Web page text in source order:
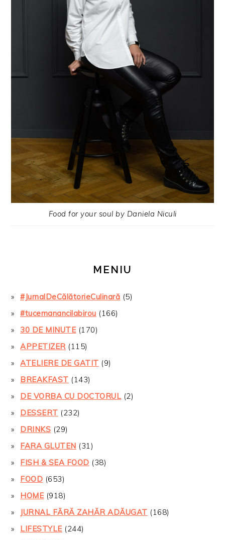
Food for your soul by Daniela Niculi
MENIU
#JurnalDeCălătorieCulinară (5)
#tucemanancilabirou (166)
30 DE MINUTE(170)
APPETIZER(115)
ATELIERE DE GATIT (9)
BREAKFAST (143)
DE VORBA CU DOCTORUL (2)
DESSERT (232)
DRINKS (29)
FARA GLUTEN (31)
FISH & SEA FOOD (38)
FOOD (653)
HOME(918)
JURNAL FĂRĂ ZAHĂR ADĂUGAT (168)
LIFESTYLE(244)